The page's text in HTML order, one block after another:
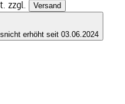
zzgl. Versand
nicht erhöht seit 03.06.2024